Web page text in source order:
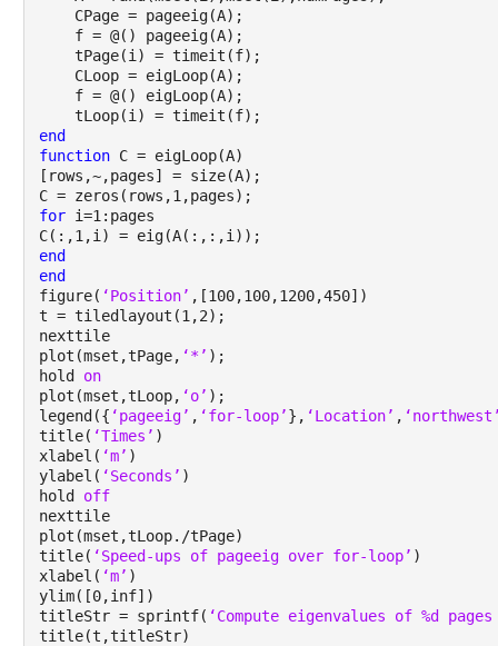
CPage = pageeig(A);
f = @() pageeig(A);
tPage(i) = timeit(f);
CLoop = eigLoop(A);
f = @() eigLoop(A);
tLoop(i) = timeit(f);
end
function C = eigLoop(A)
[rows,~,pages] = size(A);
C = zeros(rows,1,pages);
for i=1:pages
C(:,1,i) = eig(A(:,:,i));
end
end
figure( ‘Position’ ,[100,100,1200,450])
t = tiledlayout(1,2);
nexttile
plot(mset,tPage, ‘*’ );
hold on
plot(mset,tLoop, ‘o’ );
legend({ ‘pageeig’ , ‘for-loop’}, ‘Location’ ,
title( ‘Times’ )
xlabel( ‘m’ )
ylabel( ‘Seconds’ )
hold off
nexttile
plot(mset,tLoop./tPage)
title( ‘Speed-ups of pageeig over for-loop’ )
xlabel( ‘m’ )
ylim([0,inf])
titleStr = sprintf( ‘Compute eigenvalues of %d
title(t,titleStr)